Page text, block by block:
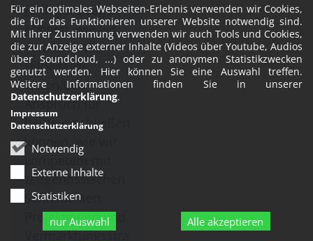
Für ein optimales Webseiten-Erlebnis verwenden wir Cookies,
die für das Funktionieren unserer Website notwendig sind.
Mit Ihrer Zustimmung verwenden wir auch Tools und Cookies,
die zur Anzeige externer Inhalte (Videos über Youtube, Audios
über Soundcloud, ...) oder zu anonymen Statistikzwecken
genutzt werden. Hier können Sie eine Auswahl treffen.
Weitere Informationen finden Sie in unserer
Datenschutzerklärung.
Notwendig
Externe Inhalte
Statistiken
nur Auswahl
Alle akzeptieren
Impressum
Datenschutzerklärung
Hildegard sagen
können, wie wir
verantwortlich
Hildegards
visionären
Anspruch für
heute erschließen
können, wie wir
kompetent mit
zeitgenössischen
Sehnsüchten,
Projektionen und
Vermarktungsstra